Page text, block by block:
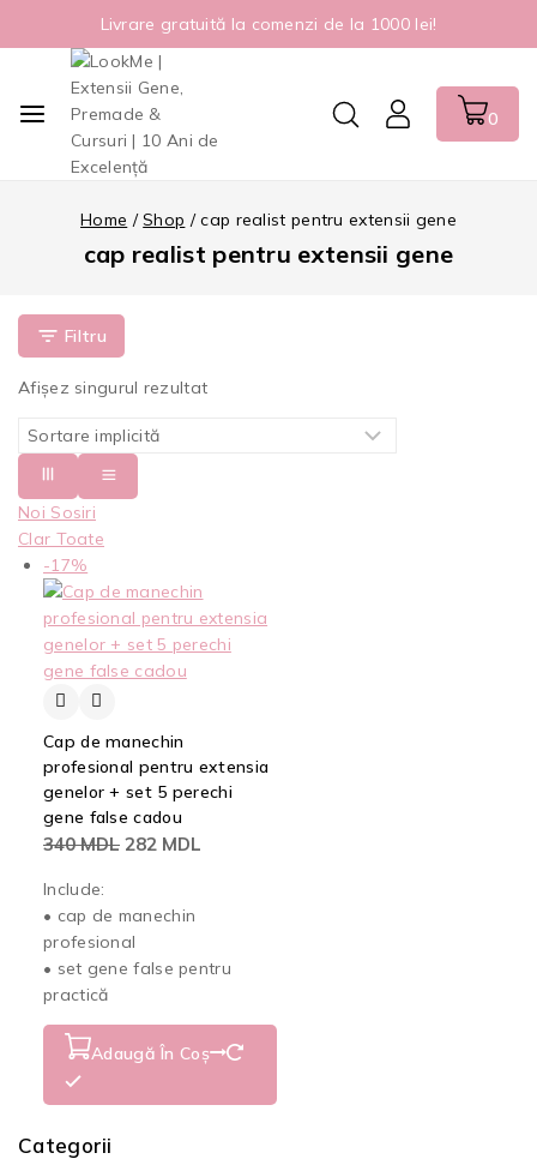
Livrare gratuită la comenzi de la 1000 lei!
0
Home / Shop / cap realist pentru extensii gene
cap realist pentru extensii gene
Filtru
Afișez singurul rezultat
Noi Sosiri
Clar Toate
-17%
Cap de manechin
profesional pentru extensia
genelor + set 5 perechi
gene false cadou
340MDL 282 MDL
Include:
• cap de manechin
profesional
• set gene false pentru
practică
Adaugă În Coș
Categorii